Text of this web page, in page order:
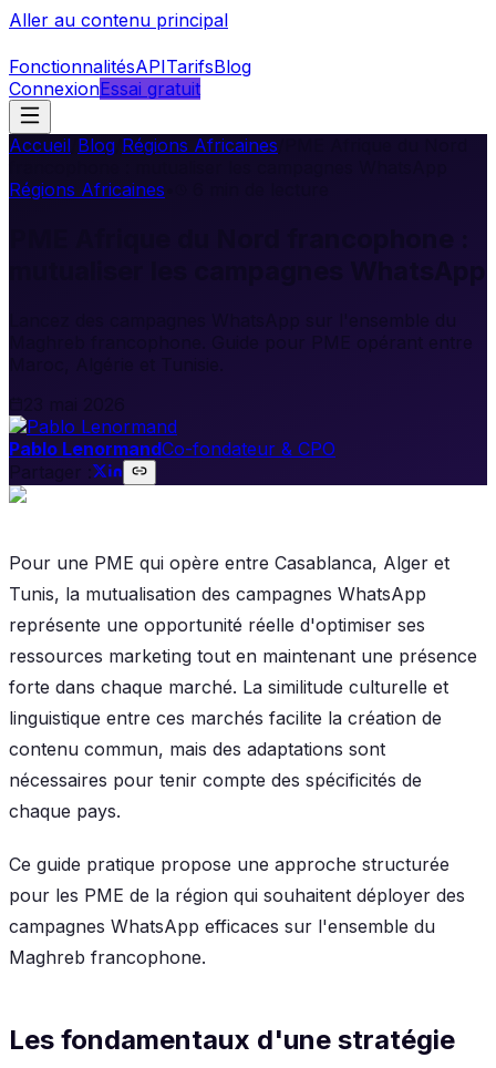
Aller au contenu principal
FonctionnalitésAPITarifsBlog
ConnexionEssai gratuit
Accueil Blog Régions Africaines
Régions Africaines
Maghreb francophone. Guide pour PME opérant entre
Pablo LenormandCo-fondateur & CPO
Partager :
Pour une PME qui opère entre Casablanca, Alger et
Tunis, la mutualisation des campagnes WhatsApp
représente une opportunité réelle d'optimiser ses
ressources marketing tout en maintenant une présence
forte dans chaque marché. La similitude culturelle et
linguistique entre ces marchés facilite la création de
contenu commun, mais des adaptations sont
nécessaires pour tenir compte des spécificités de
chaque pays.
Ce guide pratique propose une approche structurée
pour les PME de la région qui souhaitent déployer des
campagnes WhatsApp efficaces sur l'ensemble du
Maghreb francophone.
Les fondamentaux d'une stratégie